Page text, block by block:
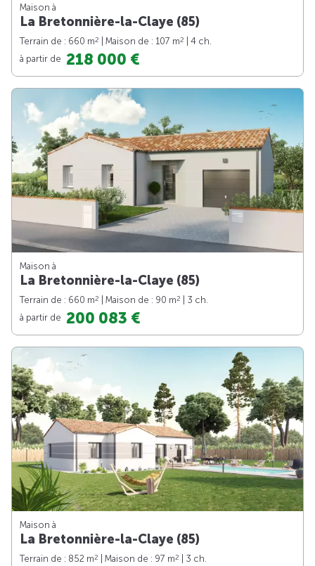
Maison à
La Bretonnière-la-Claye (85)
Terrain de : 660 m2 | Maison de : 107 m2
| 4 ch.
à partir de 218 000 €
Maison à
La Bretonnière-la-Claye (85)
Terrain de : 660 m2 | Maison de : 90 m2
| 3 ch.
à partir de 200 083 €
Maison à
La Bretonnière-la-Claye (85)
Terrain de : 852 m2 | Maison de : 97 m2
| 3 ch.